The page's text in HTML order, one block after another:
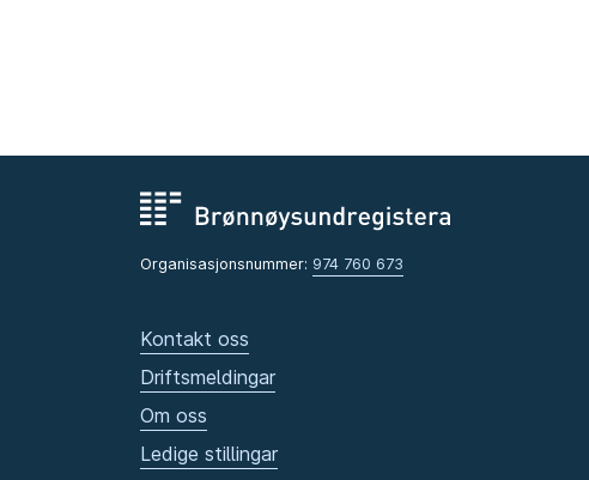
Organisasjonsnummer: 974 760 673
Kontakt oss
Driftsmeldingar
Om oss
Ledige stillingar